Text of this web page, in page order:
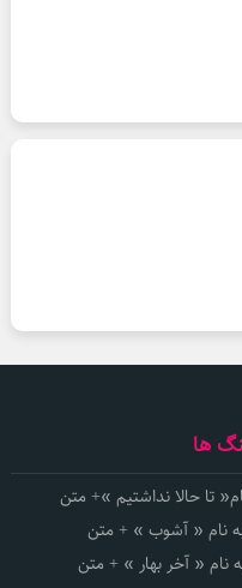
ها
تا حالا نداشتیم »+ متن
نام « آشوب » + متن
« آخر بهار » + متن